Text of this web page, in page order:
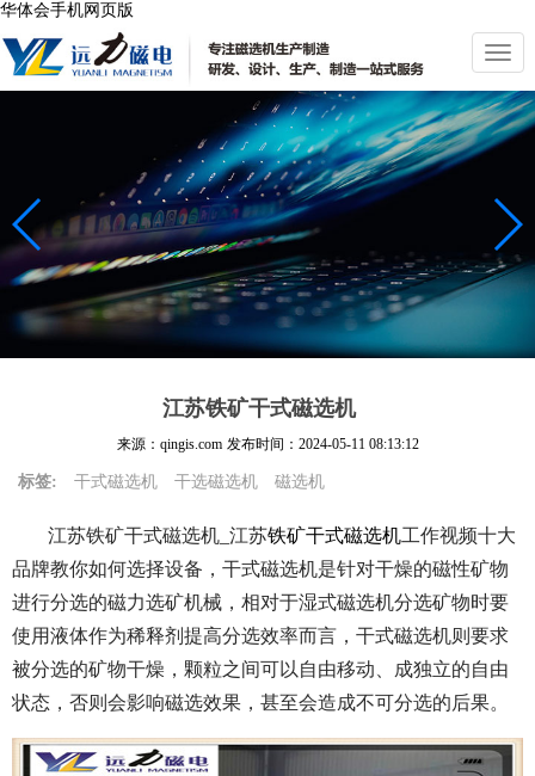
华体会手机网页版
切
换
导
航
江苏铁矿干式磁选机
来源：qingis.com 发布时间： 2024-05-11 08:13:12
标签: 干式磁选机 干选磁选机 磁选机
江苏铁矿干式磁选机_江苏铁矿干式磁选机工作视频十大
品牌教你如何选择设备，干式磁选机是针对干燥的磁性矿物
进行分选的磁力选矿机械，相对于湿式磁选机分选矿物时要
使用液体作为稀释剂提高分选效率而言，干式磁选机则要求
被分选的矿物干燥，颗粒之间可以自由移动、成独立的自由
状态，否则会影响磁选效果，甚至会造成不可分选的后果。